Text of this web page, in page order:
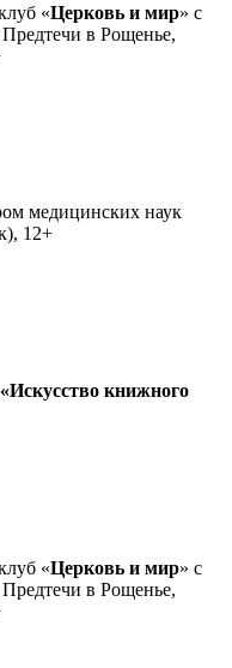
«Церковь и мир» с
в Рощенье,
медицинских наук
12+
книжного
«Церковь и мир» с
в Рощенье,